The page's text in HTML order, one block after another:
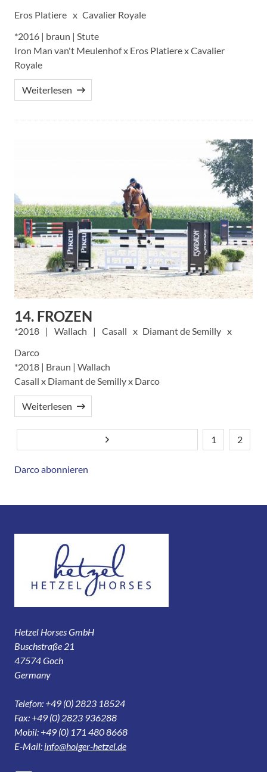
Eros Platiere
Cavalier Royale
*2016 | braun | Stute
Iron Man van't Meulenhof x Eros Platiere x Cavalier
Royale
Weiterlesen
14. FROZEN
2018 Wallach Casall
Diamant de Semilly
Darco
*2018 | Braun | Wallach
Casall x Diamant de Semilly x Darco
Weiterlesen
SeitennummerierungAktuelle
1
Seite
2
Darco abonnieren
Hetzel Horses GmbH
Buschstraße 21
47574 Goch
Germany
Telefon: +49 (0) 2823 18524
Fax: +49 (0) 2823 936288
Mobil: +49 (0) 171 480 8668
E-Mail: info@holger-hetzel.de